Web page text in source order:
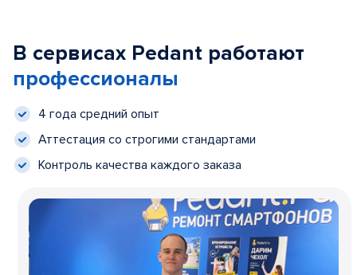
В сервисах Pedant работают
профессионалы
4 года средний опыт
Аттестация со строгими стандартами
Контроль качества каждого заказа